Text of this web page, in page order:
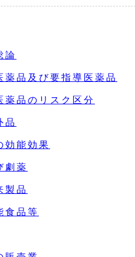
論
品及び要指導医薬品
薬品のリスク区分
品
効能効果
劇薬
製品
食品等